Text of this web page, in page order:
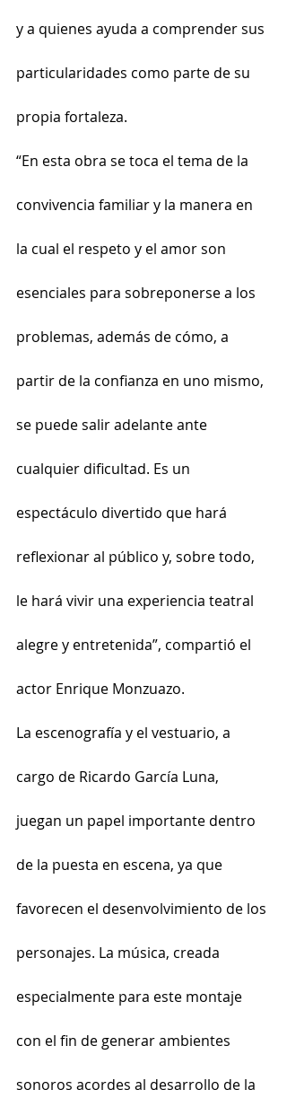
y a quienes ayuda a comprender sus
particularidades como parte de su
propia fortaleza.
“En esta obra se toca el tema de la
convivencia familiar y la manera en
la cual el respeto y el amor son
esenciales para sobreponerse a los
problemas, además de cómo, a
partir de la confianza en uno mismo,
se puede salir adelante ante
cualquier dificultad. Es un
espectáculo divertido que hará
reflexionar al público y, sobre todo,
le hará vivir una experiencia teatral
alegre y entretenida”, compartió el
actor Enrique Monzuazo.
La escenografía y el vestuario, a
cargo de Ricardo García Luna,
juegan un papel importante dentro
de la puesta en escena, ya que
favorecen el desenvolvimiento de los
personajes. La música, creada
especialmente para este montaje
con el fin de generar ambientes
sonoros acordes al desarrollo de la